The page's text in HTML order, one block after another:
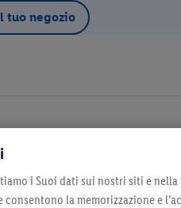
tuo negozio
i Suoi dati sui nostri siti e nella
la memorizzazione e